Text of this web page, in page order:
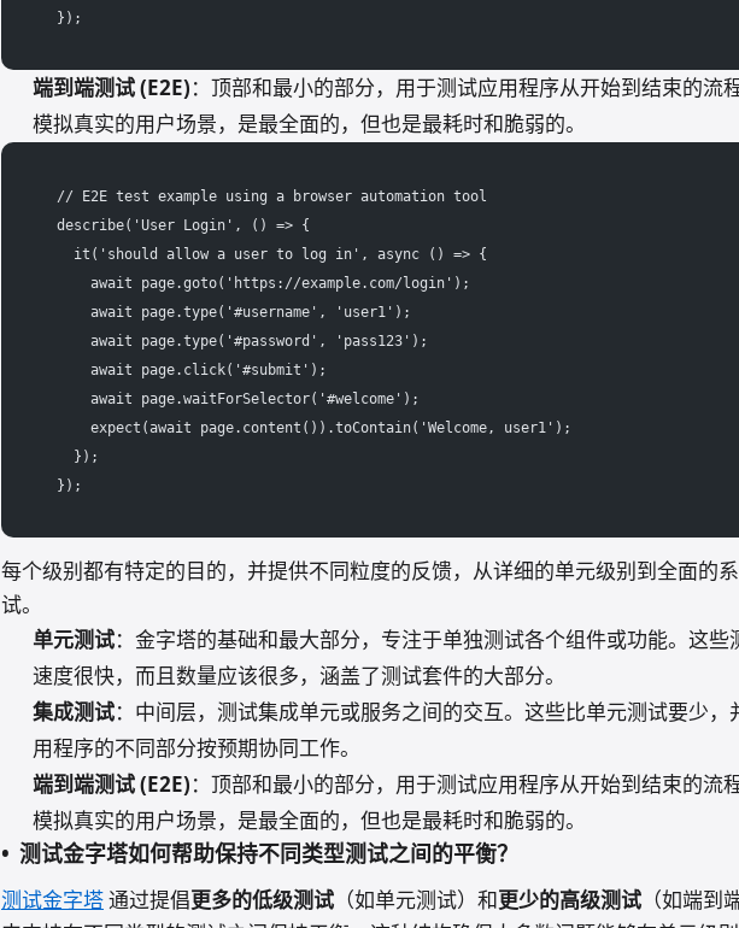
  });
端到端测试 (E2E)：顶部和最小的部分，用于测试应用程序从开始到结束的流
模拟真实的用户场景，是最全面的，但也是最耗时和脆弱的。
  // E2E test example using a browser automation tool
  describe('User Login', () => {
    it('should allow a user to log in', async () => {
      await page.goto('https://example.com/login');
      await page.type('#username', 'user1');
      await page.type('#password', 'pass123');
      await page.click('#submit');
      await page.waitForSelector('#welcome');
      expect(await page.content()).toContain('Welcome, user1');
    });
  });
每个级别都有特定的目的，并提供不同粒度的反馈，从详细的单元级别到全面的
试。
单元测试：金字塔的基础和最大部分，专注于单独测试各个组件或功能。这些
速度很快，而且数量应该很多，涵盖了测试套件的大部分。
集成测试：中间层，测试集成单元或服务之间的交互。这些比单元测试要少，
用程序的不同部分按预期协同工作。
端到端测试 (E2E)：顶部和最小的部分，用于测试应用程序从开始到结束的流
模拟真实的用户场景，是最全面的，但也是最耗时和脆弱的。
测试金字塔如何帮助保持不同类型测试之间的平衡？
测试金字塔通过提倡更多的低级测试 （如单元测试）和更少的高级测试 （如端到